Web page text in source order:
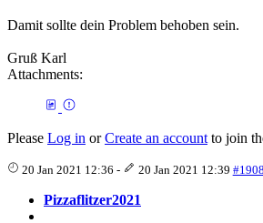
Damit sollte dein Problem behoben sein.
Gruß Karl
Attachments:
Please Log in orCreate an account to join
20 Jan 2021 12:36 - 20 Jan 2021 12:39 #1908
Pizzaflitzer2021